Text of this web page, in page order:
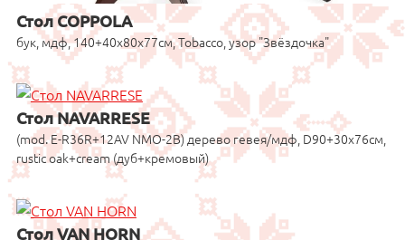
Стол COPPOLA
бук, мдф, 140+40x80x77см, Tobacco, узор "Звёздочка"
Стол NAVARRESE
(mod. E-R36R+12AV NMO-2B) дерево гевея/мдф, D90+30x76см,
rustic oak+cream (дуб+кремовый)
Стол VAN HORN